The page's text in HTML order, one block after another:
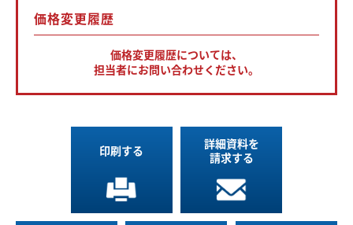
価格変更履歴
価格変更履歴については、
担当者にお問い合わせください。
印刷する
詳細資料を
請求する